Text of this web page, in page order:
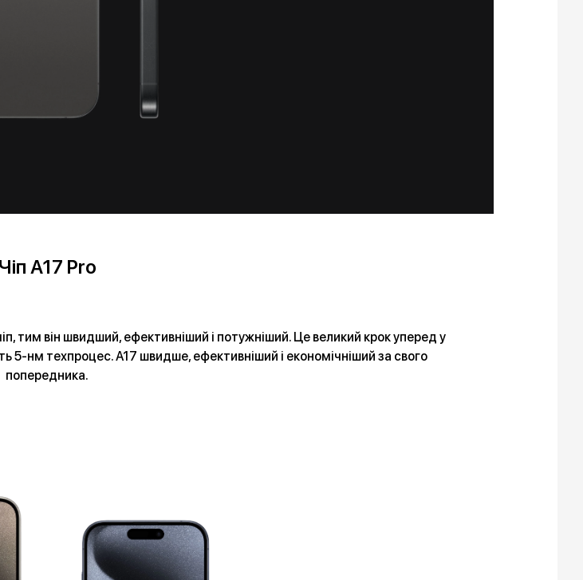
Чіп А17 Pro
тим він швидший, ефективніший і потужніший. Це великий крок уперед у
5-нм техпроцес. A17 швидше, ефективніший і економічніший за свого
попередника.